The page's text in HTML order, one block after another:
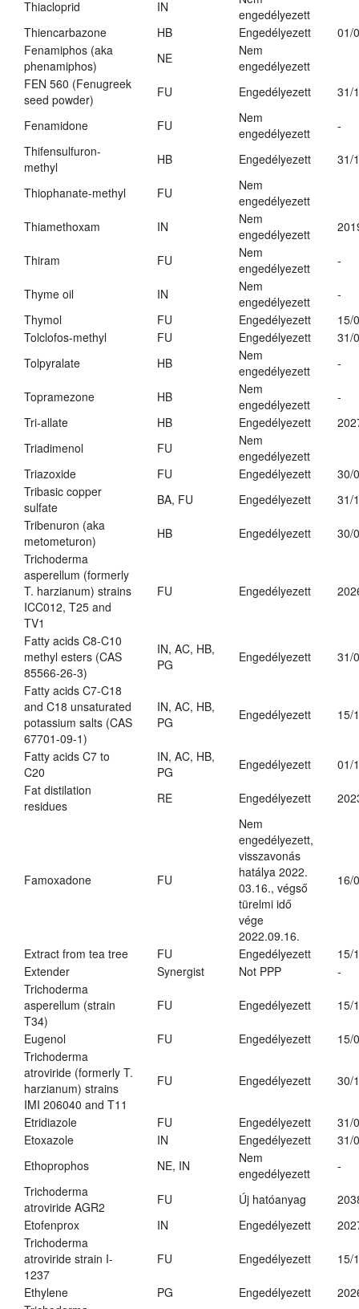
Thiacloprid IN
engedélyezett
Thiencarbazone
HB Engedélyezett
01/
Fenamiphos (aka
phenamiphos)
NE
Nem
engedélyezett
FEN 560 (Fenugreek
seed powder)
FU Engedélyezett 31/
Fenamidone FU
Nem
engedélyezett
-
Thifensulfuron-
methyl
HB Engedélyezett 31/
Thiophanate-methyl FU
Nem
engedélyezett
Thiamethoxam
IN
Nem
engedélyezett
Thiram FU
Nem
engedélyezett
-
Thyme oil IN
Nem
engedélyezett
-
Thymol
FU Engedélyezett
15/
Tolclofos-methyl
FU Engedélyezett
31/
Tolpyralate
HB
Nem
engedélyezett
-
Topramezone HB
Nem
engedélyezett
-
Tri-allate
HB Engedélyezett
Triadimenol
FU
Nem
engedélyezett
Triazoxide
FU Engedélyezett
30/
Tribasic copper
sulfate
BA, FU Engedélyezett
31/
Tribenuron (aka
metometuron)
HB Engedélyezett
30/
Trichoderma
asperellum (formerly
T. harzianum) strains
ICC012, T25 and
TV1
FU Engedélyezett
Fatty acids C8-C10
methyl esters (CAS
85566-26-3)
IN, AC, HB,
PG
Engedélyezett 31/
Fatty acids C7-C18
and C18 unsaturated
potassium salts (CAS
67701-09-1)
IN, AC, HB,
PG
Engedélyezett 15/
Fatty acids C7 to
C20
IN, AC, HB,
PG
Engedélyezett
01/
Fat distilation
residues
RE Engedélyezett
Famoxadone FU
Nem
engedélyezett,
visszavonás
hatálya 2022.
03.16., végső
türelmi idő
vége
2022.09.16.
16/
Extract from tea tree FU Engedélyezett
15/
Extender
Synergist Not PPP
-
Trichoderma
asperellum (strain
T34)
FU Engedélyezett 15/
Eugenol FU Engedélyezett
15/
Trichoderma
atroviride (formerly T.
harzianum) strains
IMI 206040 and T11
FU Engedélyezett 30/
Etridiazole FU Engedélyezett
31/
Etoxazole
IN Engedélyezett
31/
Ethoprophos
NE, IN
Nem
engedélyezett
-
Trichoderma
atroviride AGR2
FU Új hatóanyag
Etofenprox
IN Engedélyezett
Trichoderma
atroviride strain I-
1237
FU Engedélyezett 15/
Ethylene PG Engedélyezett